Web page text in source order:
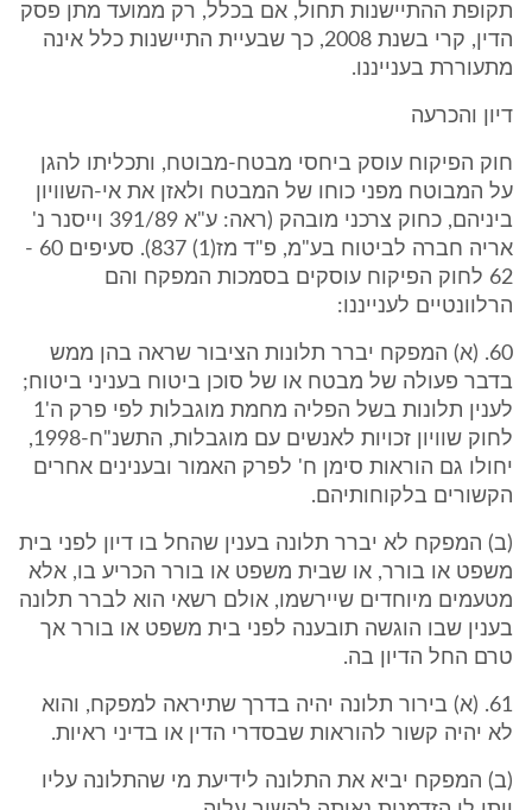
תקופת ההתיישנות תחול, אם בכלל, רק ממועד מתן פסק
הדין, קרי בשנת 2008, כך שבעיית התיישנות כלל אינה
מתעוררת בענייננו.
דיון והכרעה
חוק הפיקוח עוסק ביחסי מבטח-מבוטח, ותכליתו להגן
על המבוטח מפני כוחו של המבטח ולאזן את אי-השוויון
ביניהם, כחוק צרכני מובהק (ראה: ע"א 391/89 וייסנר נ'
אריה חברה לביטוח בע"מ, פ"ד מז(1) 837). סעיפים 60 -
62 לחוק הפיקוח עוסקים בסמכות המפקח והם
הרלוונטיים לענייננו:
60. (א) המפקח יברר תלונות הציבור שראה בהן ממש
בדבר פעולה של מבטח או של סוכן ביטוח בעניני ביטוח;
לענין תלונות בשל הפליה מחמת מוגבלות לפי פרק ה'1
לחוק שוויון זכויות לאנשים עם מוגבלות, התשנ"ח-1998,
יחולו גם הוראות סימן ח' לפרק האמור ובענינים אחרים
הקשורים בלקוחותיהם.
(ב) המפקח לא יברר תלונה בענין שהחל בו דיון לפני בית
משפט או בורר, או שבית משפט או בורר הכריע בו, אלא
מטעמים מיוחדים שיירשמו, אולם רשאי הוא לברר תלונה
בענין שבו הוגשה תובענה לפני בית משפט או בורר אך
טרם החל הדיון בה.
61. (א) בירור תלונה יהיה בדרך שתיראה למפקח, והוא
לא יהיה קשור להוראות שבסדרי הדין או בדיני ראיות.
(ב) המפקח יביא את התלונה לידיעת מי שהתלונה עליו